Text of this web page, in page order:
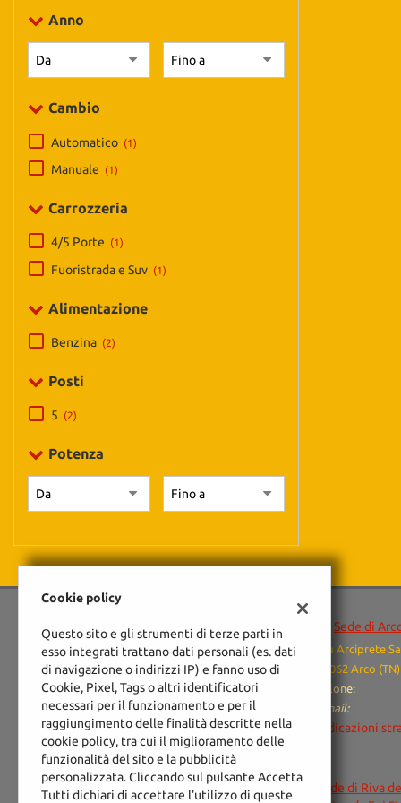
Anno
Cambio
Automatico (1)
Manuale (1)
Carrozzeria
4/5 Porte (1)
Fuoristrada e Suv (1)
Alimentazione
Benzina (2)
Posti
5 (2)
Potenza
Sede di
Via Arciprete
38062 Arco (TN)
Salone:
Email:
Indicazioni
Sede di Riva
Cookie policy
Questo sito e gli strumenti di terze parti in
esso integrati trattano dati personali (es. dati
di navigazione o indirizzi IP) e fanno uso di
Cookie, Pixel, Tags o altri identificatori
necessari per il funzionamento e per il
raggiungimento delle finalità descritte nella
cookie policy, tra cui il miglioramento delle
funzionalità del sito e la pubblicità
personalizzata. Cliccando sul pulsante Accetta
Tutti dichiari di accettare l'utilizzo di queste
Cookie delle preferenze
Cookie di marketing